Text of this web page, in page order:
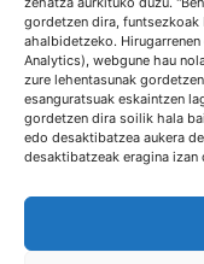
gordetzen dira,
ahalbidetzeko.
Analytics), webgune hau
zure lehentasunak
esanguratsuak eskaintzen
gordetzen dira soilik hala
edo desaktibatzea aukera
desaktibatzeak eragina
Jaso gure berriak